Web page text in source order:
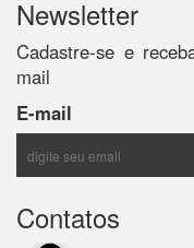
Newsletter
Cadastre-se e
mail
E-mail
Contatos